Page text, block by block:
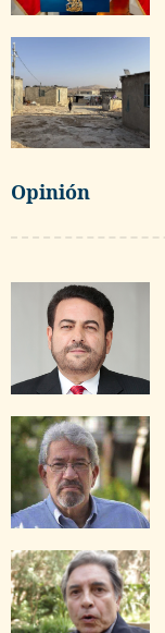
Opinión